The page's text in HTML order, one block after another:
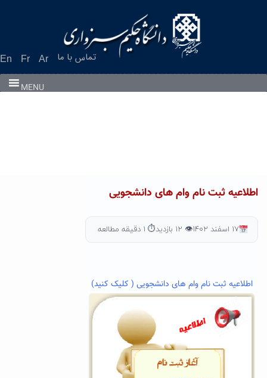
En Fr Ar تماس با ما
MENU
اطلاعیه ثبت نام وام های دانشجویی
۱۷ اسفند ۱۴۰۲ 👁 ۱۲ بازدید ⏱ ۱ دقیقه مطالعه
اطلاعیه ثبت نام وام های دانشجویی ( کلیک کنید)